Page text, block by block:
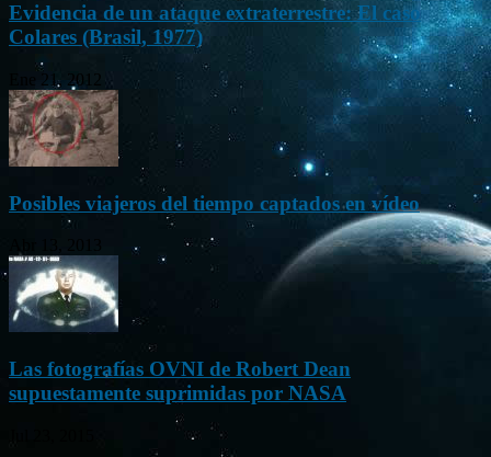
Evidencia de un ataque extraterrestre: El caso
Colares (Brasil, 1977)
Ene 21, 2012
Posibles viajeros del tiempo captados en vídeo
Las fotografías OVNI de Robert Dean
supuestamente suprimidas por NASA